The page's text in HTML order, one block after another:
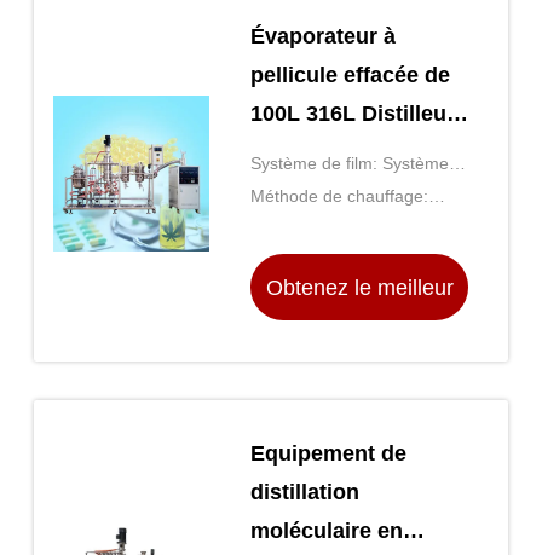
Évaporateur à
pellicule effacée de
100L 316L Distilleur
d'huile essentielle en
acier inoxydable
Système de film: Système
de filmage effacé
Méthode de chauffage:
Obtenez le meilleur
Equipement de
distillation
moléculaire en